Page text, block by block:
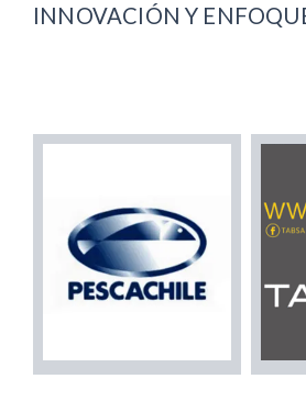
INNOVACIÓN Y